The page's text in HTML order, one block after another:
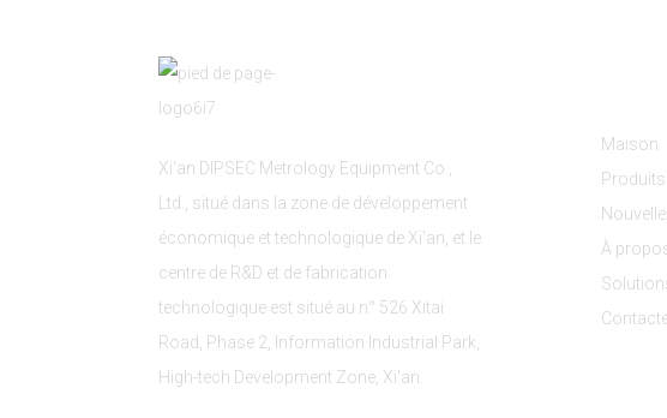
Xi'an DIPSEC Metrology Equipment Co.,
Ltd., situé dans la zone de développement
économique et technologique de Xi'an, et le
centre de R&D et de fabrication
technologique est situé au n° 526 Xitai
Road, Phase 2, Information Industrial Park,
High-tech Development Zone, Xi'an.
Maison
Produits
À